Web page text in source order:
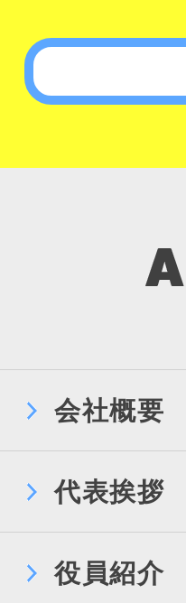
会社概要
代表挨拶
役員紹介